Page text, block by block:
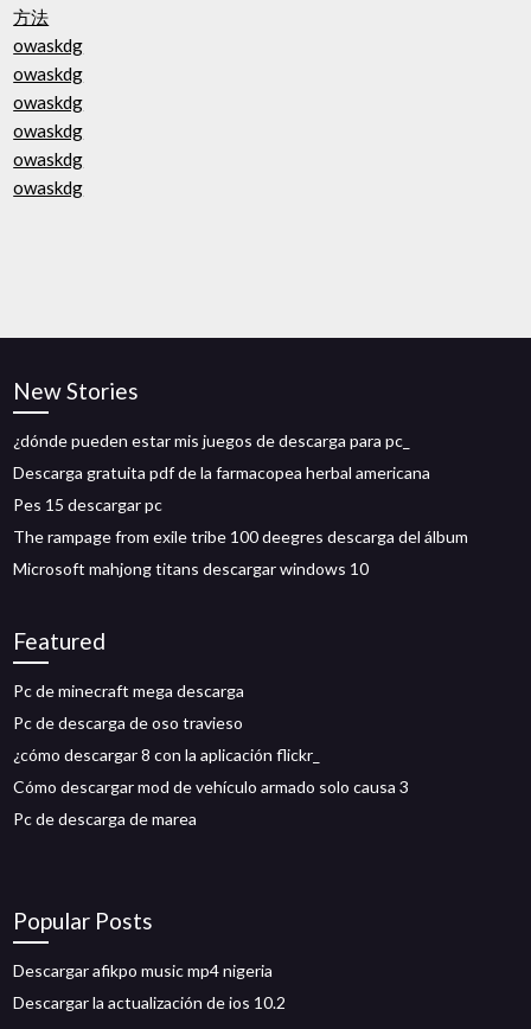
方法
owaskdg
owaskdg
owaskdg
owaskdg
owaskdg
owaskdg
New Stories
¿dónde pueden estar mis juegos de descarga para pc_
Descarga gratuita pdf de la farmacopea herbal americana
Pes 15 descargar pc
The rampage from exile tribe 100 deegres descarga del álbum
Microsoft mahjong titans descargar windows 10
Featured
Pc de minecraft mega descarga
Pc de descarga de oso travieso
¿cómo descargar 8 con la aplicación flickr_
Cómo descargar mod de vehículo armado solo causa 3
Pc de descarga de marea
Popular Posts
Descargar afikpo music mp4 nigeria
Descargar la actualización de ios 10.2